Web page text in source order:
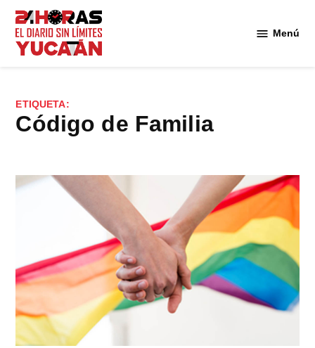
Saltar
contenido
Menú
ETIQUETA:
Código de Familia